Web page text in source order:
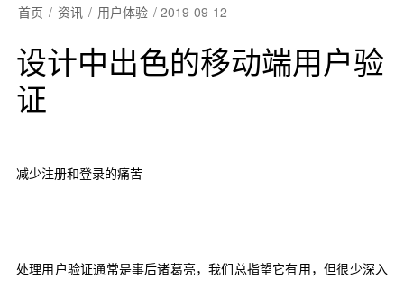
首页 / 资讯 / 用户体验 / 2019-09-12
设计中出色的移动端用户验
证
减少注册和登录的痛苦
处理用户验证通常是事后诸葛亮，我们总指望它有用，但很少深入